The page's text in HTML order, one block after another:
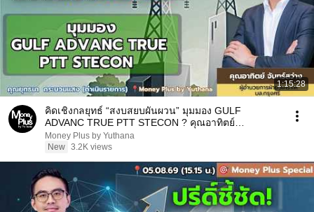
1:15:28
คิดเชิงกลยุทธ์ “สงบสยบผันผวน” มุมมอง GULF
ADVANC TRUE PTT STECON ? คุณอาทิตย์
(06/08/69) 15.15 น.
Money Plus by Yuthana
New 3.2K views